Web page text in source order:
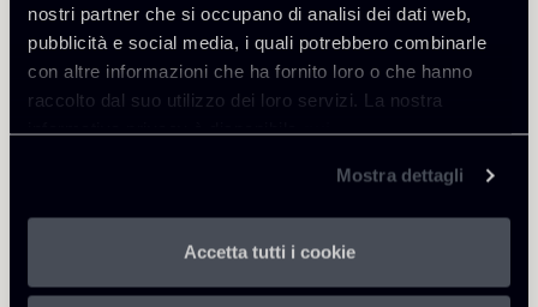
nostri partner che si occupano di analisi dei dati web,
pubblicità e social media, i quali potrebbero combinarle
con altre informazioni che ha fornito loro o che hanno
raccolto dal suo utilizzo dei loro servizi. La nostra
informativa privacy è disponibilequi.
Mostra dettagli
Accetta tutti i cookie